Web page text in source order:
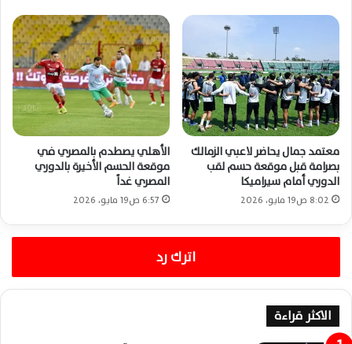
معتمد جمال يحاضر لاعبي الزمالك
بصرامة قبل موقعة حسم لقب
الدوري أمام سيراميكا
8:02 ص19 مايو، 2026
الأهلي يصطدم بالمصري في
موقعة الحسم الأخيرة بالدوري
المصري غداً
6:57 ص19 مايو، 2026
اترك رد
الاكثر قراءة